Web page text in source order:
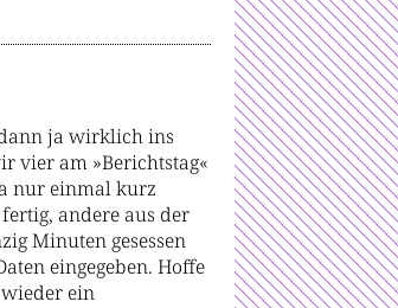
ja wirklich ins
vier am »Berichtstag«
nur einmal kurz
andere aus der
Minuten gesessen
eingegeben. Hoffe
ein